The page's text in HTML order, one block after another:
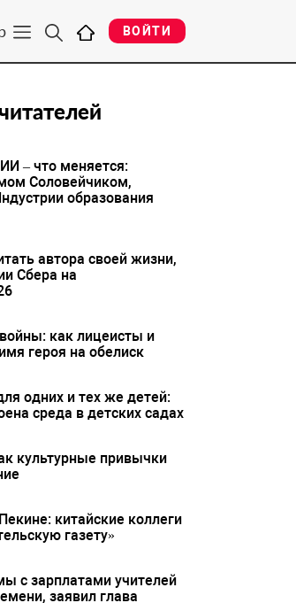
ВОЙТИ
– что меняется:
Соловейчиком,
образования
автора своей жизни,
Сбера на
как лицеисты и
героя на обелиск
одних и тех же детей:
среда в детских садах
культурные привычки
китайские коллеги
газету»
с зарплатами учителей
заявил глава